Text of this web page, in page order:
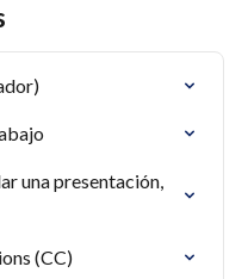
una presentación,
(CC)